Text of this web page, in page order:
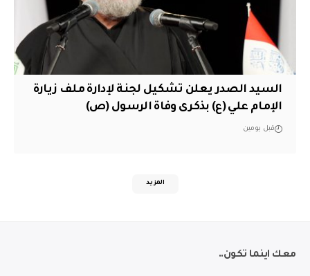
السيد الصدر يعلن تشكيل لجنة لإدارة ملف زيارة
الإمام علي (ع) بذكرى وفاة الرسول (ص)
قبل يومين
المزيد
معك اينما تكون..